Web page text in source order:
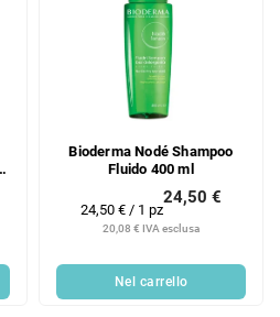
Bioderma Nodé Shampoo
Fluido 400 ml
20,08 € IVA esclusa
24,50 €
Prezzo
della
24,50 € / 1 pz
Nel carrello